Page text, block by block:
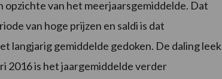
opzichte van het meerjaarsgemiddelde. Dat
van hoge prijzen en saldi is dat
langjarig gemiddelde gedoken. De daling leek
2016 is het jaargemiddelde verder